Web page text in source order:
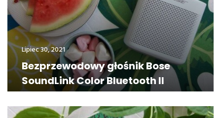
Lipiec 30, 2021
Bezprzewodowy głośnik Bose
SoundLink Color Bluetooth II